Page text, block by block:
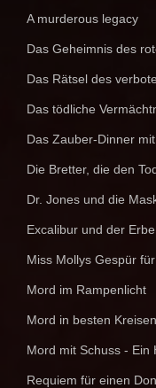
A murderous legacy
Das Geheimnis des
Das Rätsel des
Das tödliche
Das Zauber-Dinner
Die Bretter, die den
Dr. Jones und die
Excalibur und der
Miss Mollys Gespür
Mord im Rampenlicht
Mord in besten Kreisen
Mord mit Schuss - Ein
Requiem für einen Don